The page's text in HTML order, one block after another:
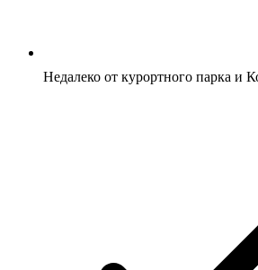
Недалеко от курортного парка и